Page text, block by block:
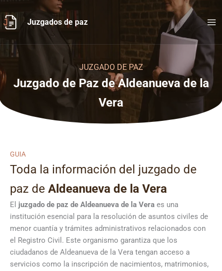
al
contenido
Juzgados de paz
JUZGADO DE PAZ
Juzgado de Paz de Aldeanueva de la
Vera
GUIA
Toda la información del juzgado de
paz de Aldeanueva de la Vera
El juzgado de paz de Aldeanueva de la Vera es una
institución esencial para la resolución de asuntos civiles de
menor cuantía y trámites administrativos relacionados con
el Registro Civil. Este organismo garantiza que los
ciudadanos de Aldeanueva de la Vera tengan acceso a
servicios como la inscripción de nacimientos, matrimonios,